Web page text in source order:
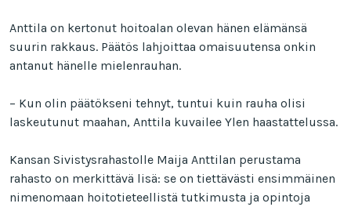
Anttila on kertonut hoitoalan olevan hänen elämänsä
suurin rakkaus. Päätös lahjoittaa omaisuutensa onkin
antanut hänelle mielenrauhan.
– Kun olin päätökseni tehnyt, tuntui kuin rauha olisi
laskeutunut maahan, Anttila kuvailee Ylen haastattelussa.
Kansan Sivistysrahastolle Maija Anttilan perustama
rahasto on merkittävä lisä: se on tiettävästi ensimmäinen
nimenomaan hoitotieteellistä tutkimusta ja opintoja